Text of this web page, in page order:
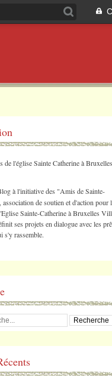
de l'église Sainte Catherine à
à l'initiative des "Amis de Sainte-
association de soutien et d'action pour
Sainte-Catherine à Bruxelles
ses projets en dialogue avec les
s'y rassemble.